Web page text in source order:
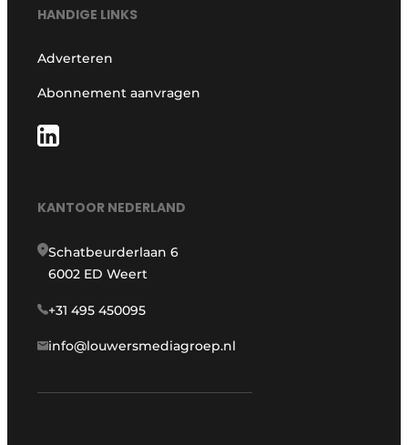
HANDIGE LINKS
Adverteren
Abonnement aanvragen
KANTOOR NEDERLAND
Schatbeurderlaan 6
6002 ED Weert
+31 495 450095
info@louwersmediagroep.nl